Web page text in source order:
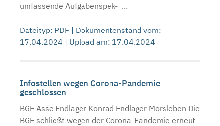
umfassende Aufgabenspek- ...
Dateityp: PDF | Dokumentenstand vom:
17.04.2024 | Upload am: 17.04.2024
Infostellen wegen Corona-Pandemie
geschlossen
BGE Asse Endlager Konrad Endlager Morsleben Die
BGE schließt wegen der Corona-Pandemie erneut